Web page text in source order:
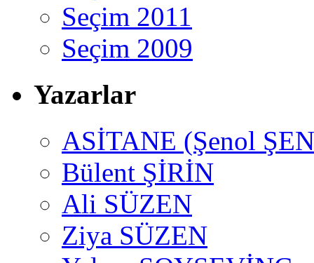
Seçim 2011
Seçim 2009
Yazarlar
ASİTANE (Şenol
Bülent ŞİRİN
Ali SÜZEN
Ziya SÜZEN